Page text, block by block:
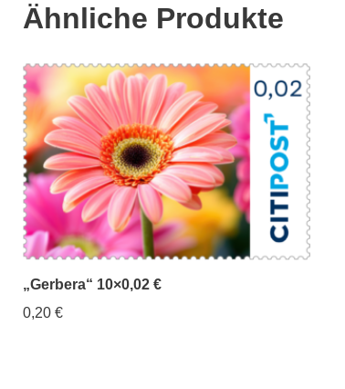
Ähnliche Produkte
„Gerbera“ 10×0,02 €
0,20 €